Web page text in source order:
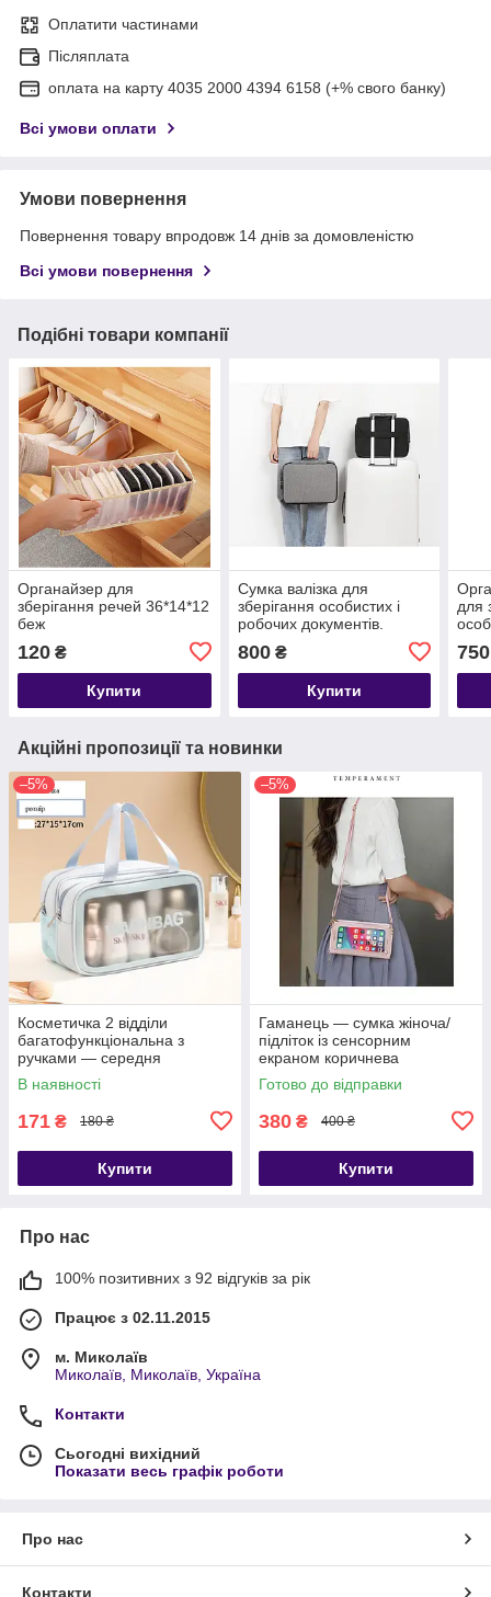
Оплатити частинами
Післяплата
оплата на карту 4035 2000 4394 6158 (+% свого банку)
Всі умови оплати
Умови повернення
Повернення товару впродовж 14 днів за домовленістю
Всі умови повернення
Подібні товари компанії
Органайзер для
зберігання речей 36*14*12
беж
120 ₴
Купити
Сумка валізка для
зберігання особистих і
робочих документів.
ущільнена
800₴
Купити
для
750
Акційні пропозиції та новинки
–5%
Косметичка 2 відділи
багатофункціональна з
ручками — середня
В наявності
171 ₴ 180 ₴
Купити
–5%
Гаманець — сумка жіноча/
підліток із сенсорним
екраном коричнева
Готово до відправки
380 ₴ 400 ₴
Купити
Про нас
100% позитивних з 92 відгуків за рік
Працює з 02.11.2015
м. Миколаїв
Миколаїв, Миколаїв, Україна
Контакти
Сьогодні вихідний
Показати весь графік роботи
Про нас
Контакти